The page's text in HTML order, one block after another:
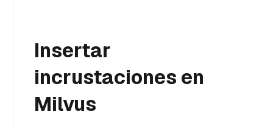
Insertar
incrustaciones en
Milvus